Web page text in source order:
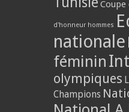
Coupe
d'honneur hommes
nationale
féminin
olympiques
Champions